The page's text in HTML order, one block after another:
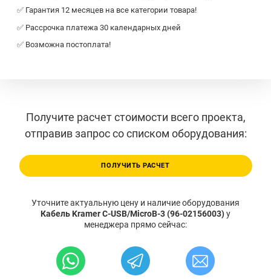
✅ Гарантия 12 месяцев на все категории товара!
✅ Рассрочка платежа 30 календарных дней
✅ Возможна постоплата!
Получите расчет стоимости всего проекта,
отправив запрос со списком оборудования:
ПОЛУЧИТЬ РАСЧЕТ
Уточните актуальную цену и наличие оборудования
Кабель Kramer C-USB/MicroB-3 (96-02156003)у
менеджера прямо сейчас: